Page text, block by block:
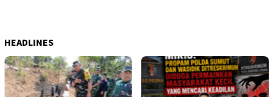
HEADLINES